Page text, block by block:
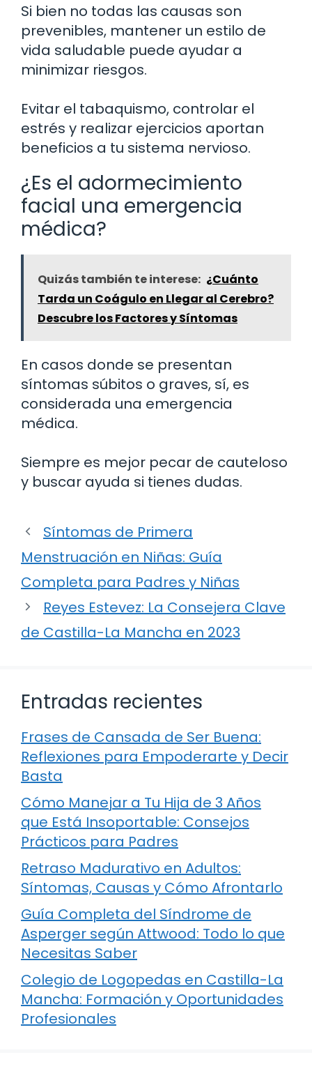
Si bien no todas las causas son
prevenibles, mantener un estilo de
vida saludable puede ayudar a
minimizar riesgos.
Evitar el tabaquismo, controlar el
estrés y realizar ejercicios aportan
beneficios a tu sistema nervioso.
¿Es el adormecimiento
facial una emergencia
médica?
Quizás también te interese: ¿Cuánto
Tarda un Coágulo en Llegar al Cerebro?
Descubre los Factores y Síntomas
En casos donde se presentan
síntomas súbitos o graves, sí, es
considerada una emergencia
médica.
Siempre es mejor pecar de cauteloso
y buscar ayuda si tienes dudas.
Síntomas de Primera
Menstruación en Niñas: Guía
Completa para Padres y Niñas
Reyes Estevez: La Consejera Clave
de Castilla-La Mancha en 2023
Entradas recientes
Frases de Cansada de Ser Buena:
Reflexiones para Empoderarte y Decir
Basta
Cómo Manejar a Tu Hija de 3 Años
que Está Insoportable: Consejos
Prácticos para Padres
Retraso Madurativo en Adultos:
Síntomas, Causas y Cómo Afrontarlo
Guía Completa del Síndrome de
Asperger según Attwood: Todo lo que
Necesitas Saber
Colegio de Logopedas en Castilla-La
Mancha: Formación y Oportunidades
Profesionales